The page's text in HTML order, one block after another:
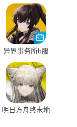
异界事务所b服
0.42.1 最新版
明日方舟终末地